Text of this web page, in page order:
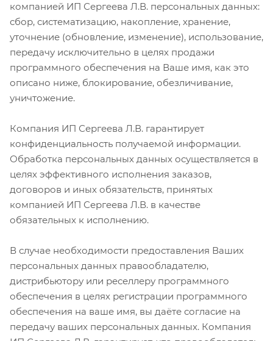
компанией ИП Сергеева Л.В. персональных данных:
сбор, систематизацию, накопление, хранение,
уточнение (обновление, изменение), использование,
передачу исключительно в целях продажи
программного обеспечения на Ваше имя, как это
описано ниже, блокирование, обезличивание,
уничтожение.
Компания ИП Сергеева Л.В. гарантирует
конфиденциальность получаемой информации.
Обработка персональных данных осуществляется в
целях эффективного исполнения заказов,
договоров и иных обязательств, принятых
компанией ИП Сергеева Л.В. в качестве
обязательных к исполнению.
В случае необходимости предоставления Ваших
персональных данных правообладателю,
дистрибьютору или реселлеру программного
обеспечения в целях регистрации программного
обеспечения на ваше имя, вы даёте согласие на
передачу ваших персональных данных. Компания